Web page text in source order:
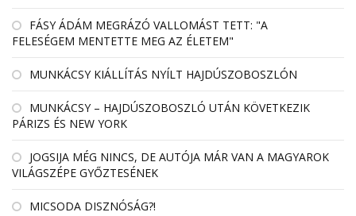
FÁSY ÁDÁM MEGRÁZÓ VALLOMÁST TETT: "A
FELESÉGEM MENTETTE MEG AZ ÉLETEM"
MUNKÁCSY KIÁLLÍTÁS NYÍLT HAJDÚSZOBOSZLÓN
MUNKÁCSY – HAJDÚSZOBOSZLÓ UTÁN KÖVETKEZIK
PÁRIZS ÉS NEW YORK
JOGSIJA MÉG NINCS, DE AUTÓJA MÁR VAN A MAGYAROK
VILÁGSZÉPE GYŐZTESÉNEK
MICSODA DISZNÓSÁG?!